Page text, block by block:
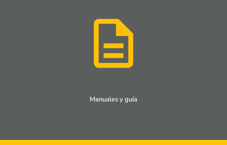
Manuales y guía